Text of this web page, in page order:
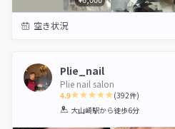
空き状況
Plie_nail
Plie nail salon
4.9
1 2 3 4 5
(392件)
大山崎駅から徒歩6分